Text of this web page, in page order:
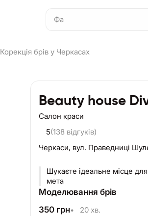
Корекція брів у Черкасах
Beauty house
Салон краси
5(138 відгуків)
Черкаси, вул. Праведниці
Шукаєте ідеальне місце
мета
Моделювання брів
350 грн• 20 хв.